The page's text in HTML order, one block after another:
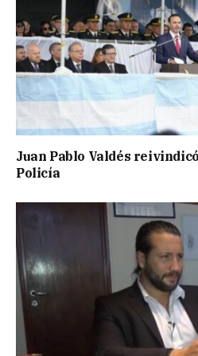
Juan Pablo Valdés
Policía